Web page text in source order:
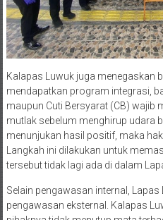
Kalapas Luwuk juga menegaskan
mendapatkan program integrasi,
maupun Cuti Bersyarat (CB) wajib
mutlak sebelum menghirup udara
menunjukan hasil positif, maka
Langkah ini dilakukan untuk
tersebut tidak lagi ada di dalam
Selain pengawasan internal,
pengawasan eksternal. Kalapas